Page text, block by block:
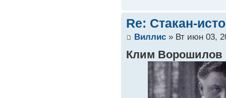
Re: Стакан-
Виллис » Вт июн 03,
Клим Ворошилов